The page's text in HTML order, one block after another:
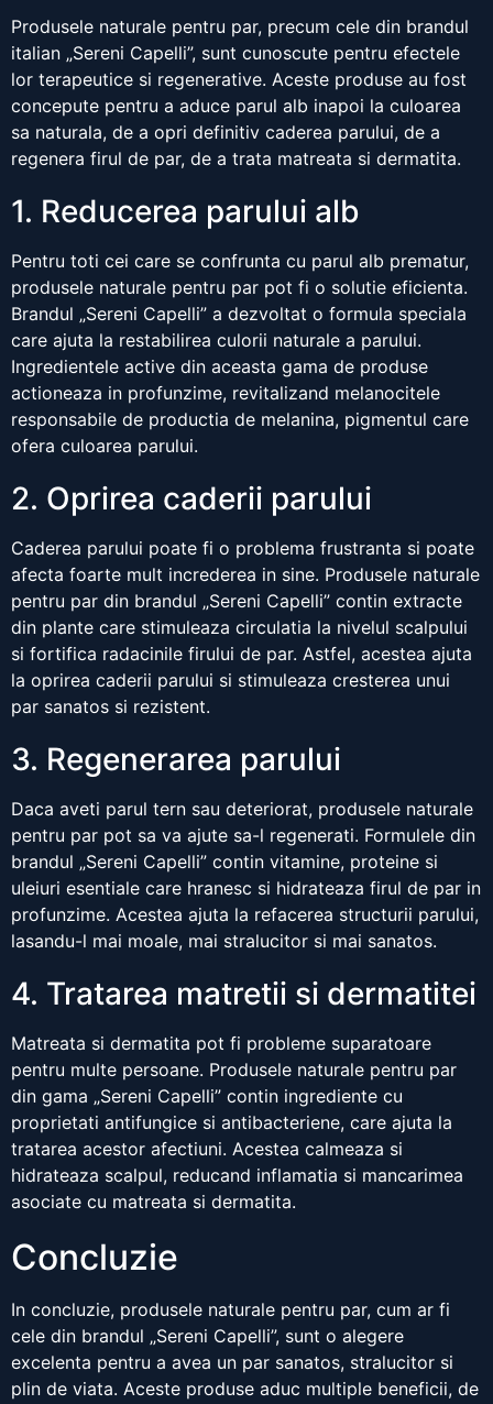
Produsele naturale pentru par, precum cele din brandul
italian „Sereni Capelli”, sunt cunoscute pentru efectele
lor terapeutice si regenerative. Aceste produse au fost
concepute pentru a aduce parul alb inapoi la culoarea
sa naturala, de a opri definitiv caderea parului, de a
regenera firul de par, de a trata matreata si dermatita.
1. Reducerea parului alb
Pentru toti cei care se confrunta cu parul alb prematur,
produsele naturale pentru par pot fi o solutie eficienta.
Brandul „Sereni Capelli” a dezvoltat o formula speciala
care ajuta la restabilirea culorii naturale a parului.
Ingredientele active din aceasta gama de produse
actioneaza in profunzime, revitalizand melanocitele
responsabile de productia de melanina, pigmentul care
ofera culoarea parului.
2. Oprirea caderii parului
Caderea parului poate fi o problema frustranta si poate
afecta foarte mult increderea in sine. Produsele naturale
pentru par din brandul „Sereni Capelli” contin extracte
din plante care stimuleaza circulatia la nivelul scalpului
si fortifica radacinile firului de par. Astfel, acestea ajuta
la oprirea caderii parului si stimuleaza cresterea unui
par sanatos si rezistent.
3. Regenerarea parului
Daca aveti parul tern sau deteriorat, produsele naturale
pentru par pot sa va ajute sa-l regenerati. Formulele din
brandul „Sereni Capelli” contin vitamine, proteine si
uleiuri esentiale care hranesc si hidrateaza firul de par in
profunzime. Acestea ajuta la refacerea structurii parului,
lasandu-l mai moale, mai stralucitor si mai sanatos.
4. Tratarea matretii si dermatitei
Matreata si dermatita pot fi probleme suparatoare
pentru multe persoane. Produsele naturale pentru par
din gama „Sereni Capelli” contin ingrediente cu
proprietati antifungice si antibacteriene, care ajuta la
tratarea acestor afectiuni. Acestea calmeaza si
hidrateaza scalpul, reducand inflamatia si mancarimea
asociate cu matreata si dermatita.
Concluzie
In concluzie, produsele naturale pentru par, cum ar fi
cele din brandul „Sereni Capelli”, sunt o alegere
excelenta pentru a avea un par sanatos, stralucitor si
plin de viata. Aceste produse aduc multiple beneficii, de